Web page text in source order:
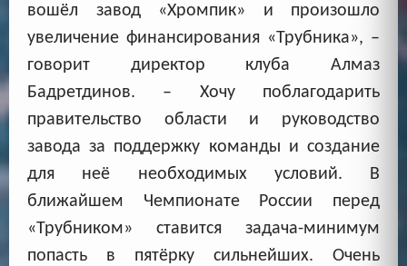
вошёл завод «Хромпик» и произошло
увеличение финансирования «Трубника», –
говорит директор клуба Алмаз
Бадретдинов. – Хочу поблагодарить
правительство области и руководство
завода за поддержку команды и создание
для неё необходимых условий. В
ближайшем Чемпионате России перед
«Трубником» ставится задача-минимум
попасть в пятёрку сильнейших. Очень